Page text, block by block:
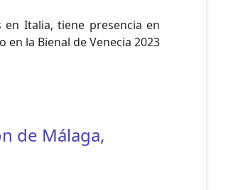
Italia, tiene presencia en
la Bienal de Venecia 2023
de Málaga,